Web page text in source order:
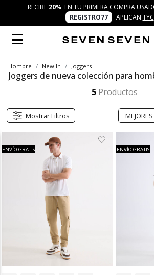
RECIBE 20% EN TU PRIMERA COMPRA
REGISTRO77
APLICAN TYC
Hombre New In Joggers
Joggers de nueva colección para
5 Productos
Mostrar Filtros
ENVÍO GRATIS ENVÍO GRATIS